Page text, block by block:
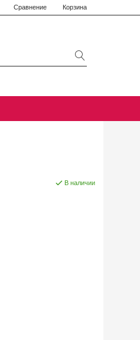
Сравнение Корзина
В наличии